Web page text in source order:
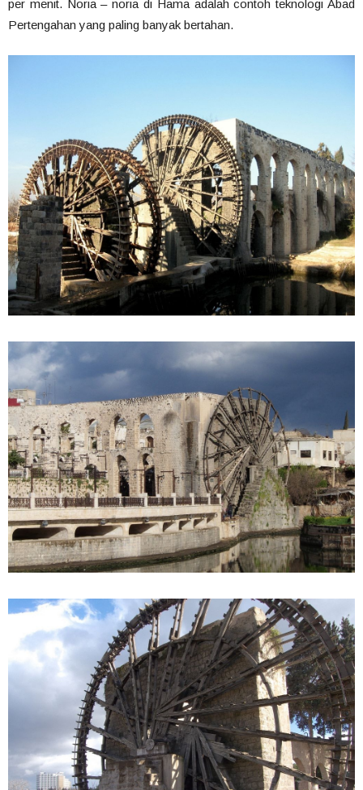
per menit. Noria – noria di Hama adalah contoh teknologi Abad
Pertengahan yang paling banyak bertahan.